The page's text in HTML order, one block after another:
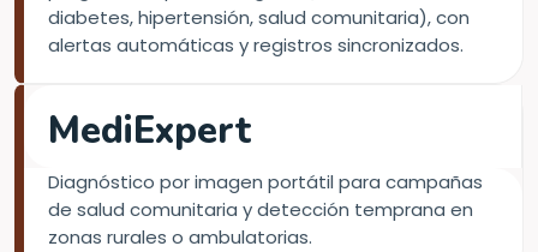
diabetes, hipertensión, salud comunitaria), con
alertas automáticas y registros sincronizados.
Diagnóstico por imagen portátil para campañas
de salud comunitaria y detección temprana en
zonas rurales o ambulatorias.